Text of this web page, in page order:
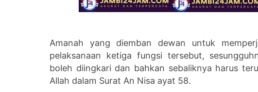
Amanah yang diemban dewan untuk
pelaksanaan ketiga fungsi tersebut,
boleh diingkari dan bahkan sebaliknya harus
Allah dalam Surat An Nisa ayat 58.